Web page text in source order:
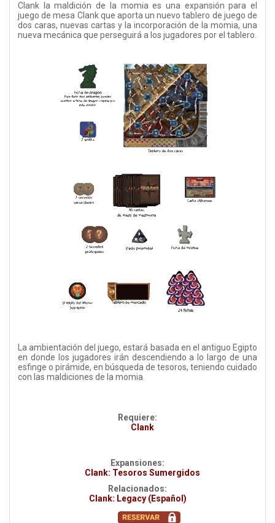
Clank la maldición de la momia es una expansión para el
juego de mesa Clank que aporta un nuevo tablero de juego de
dos caras, nuevas cartas y la incorporación de la momia, una
nueva mecánica que perseguirá a los jugadores por el tablero.
La ambientación del juego, estará basada en el antiguo Egipto
en donde los jugadores irán descendiendo a lo largo de una
esfinge o pirámide, en búsqueda de tesoros, teniendo cuidado
con las maldiciones de la momia.
Requiere:
Clank
Expansiones:
Clank: Tesoros Sumergidos
Relacionados:
Clank: Legacy (Español)